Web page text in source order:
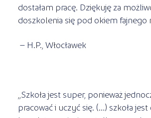
dostałam pracę. Dziękuję za
doszkolenia się pod okiem fajnego
– H.P., Włocławek
„Szkoła jest super, ponieważ
pracować i uczyć się. (…) szkoła jest